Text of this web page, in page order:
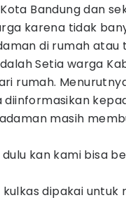
Bandung dan
karena tidak
di rumah atau
Setia warga
rumah.
diinformasikan
masih
kan kami bisa
dipakai